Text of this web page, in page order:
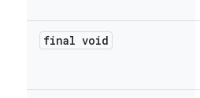
final void